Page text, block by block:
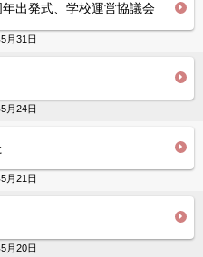
出発式、学校運営協議会
月31日
月24日
月21日
月20日